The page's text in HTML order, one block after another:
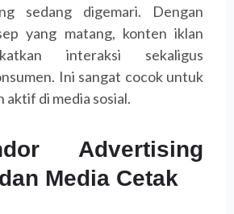
sedang digemari. Dengan
yang matang, konten iklan
interaksi sekaligus
Ini sangat cocok untuk
aktif di media sosial.
Advertising
Media Cetak